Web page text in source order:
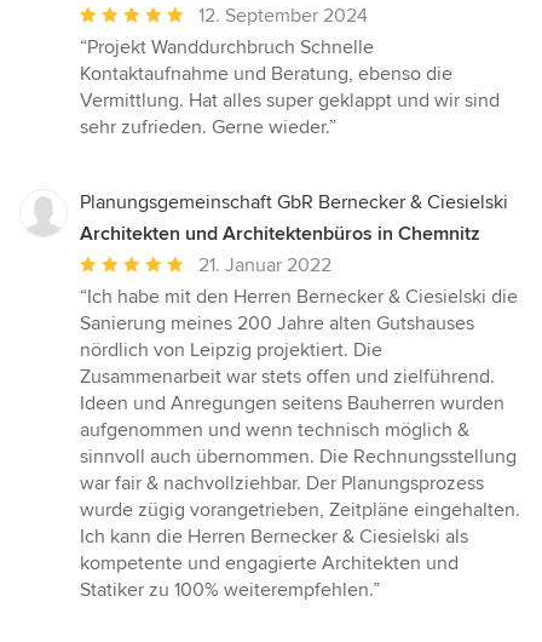
Durchschnittliche
Bewertung:
5
von
5
12. September 2024
“Projekt Wanddurchbruch Schnelle
Kontaktaufnahme und Beratung, ebenso die
Vermittlung. Hat alles super geklappt und wir sind
sehr zufrieden. Gerne wieder.”
Planungsgemeinschaft GbR Bernecker & Ciesielski
Architekten und Architektenbüros in Chemnitz
Durchschnittliche
Bewertung:
5
von
5
Sternen
21. Januar 2022
“Ich habe mit den Herren Bernecker & Ciesielski die
Sanierung meines 200 Jahre alten Gutshauses
nördlich von Leipzig projektiert. Die
Zusammenarbeit war stets offen und zielführend.
Ideen und Anregungen seitens Bauherren wurden
aufgenommen und wenn technisch möglich &
sinnvoll auch übernommen. Die Rechnungsstellung
war fair & nachvollziehbar. Der Planungsprozess
wurde zügig vorangetrieben, Zeitpläne eingehalten.
Ich kann die Herren Bernecker & Ciesielski als
kompetente und engagierte Architekten und
Statiker zu 100% weiterempfehlen.”